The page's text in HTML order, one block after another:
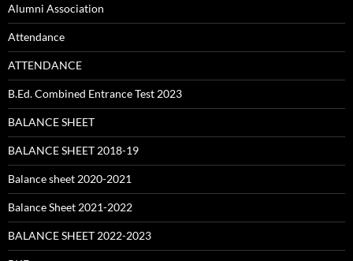
Alumni Association
Attendance
ATTENDANCE
B.Ed. Combined Entrance Test 2023
BALANCE SHEET
BALANCE SHEET 2018-19
Balance sheet 2020-2021
Balance Sheet 2021-2022
BALANCE SHEET 2022-2023